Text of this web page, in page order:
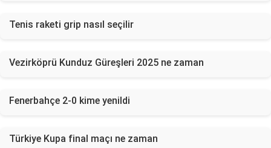
Tenis raketi grip nasıl seçilir
Vezirköprü Kunduz Güreşleri 2025 ne zaman
Fenerbahçe 2-0 kime yenildi
Türkiye Kupa final maçı ne zaman